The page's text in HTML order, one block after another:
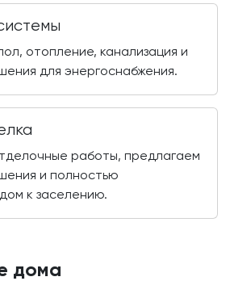
отопление, канализация и
для энергоснабжения.
работы, предлагаем
и полностью
к заселению.
дома